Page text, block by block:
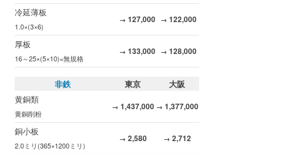
冷延薄板
1.0×(3×6)
→ 127,000 → 122,000
厚板
16～25×(5×10)=無規格
→ 133,000 → 128,000
非鉄 東京
大阪
黄銅類
黄銅削粉
→ 1,437,000 → 1,377,000
銅小板
2.0ミリ(365×1200ミリ)
→ 2,580 → 2,712